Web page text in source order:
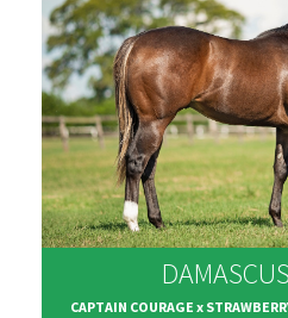
CAPTAIN COURAGE x